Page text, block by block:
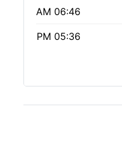
06:46 AM
05:36 PM